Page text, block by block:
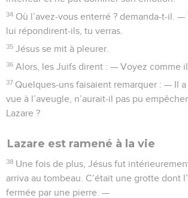
34 Où l’avez-vous enterré ? demanda-t-il. —
lui répondirent-ils, tu verras.
35 Jésus se mit à pleurer.
36 Alors, les Juifs dirent : — Voyez comme il
37 Quelques-uns faisaient remarquer : — Il
vue à l’aveugle, n’aurait-il pas pu
Lazare ?
Lazare est ramené à la vie
38 Une fois de plus, Jésus fut
arriva au tombeau. C’était une grotte dont
fermée par une pierre. —